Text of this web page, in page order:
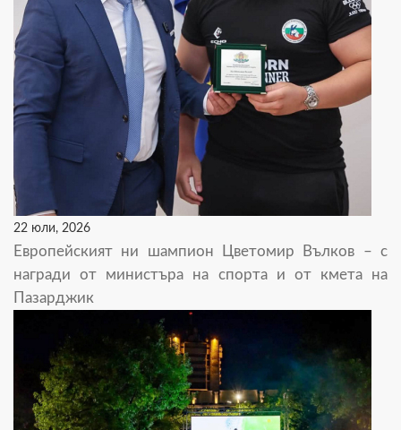
22 юли, 2026
Европейският ни шампион Цветомир Вълков – с
награди от министъра на спорта и от кмета на
Пазарджик